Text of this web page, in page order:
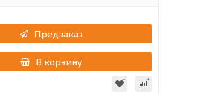
Предзаказ
В корзину